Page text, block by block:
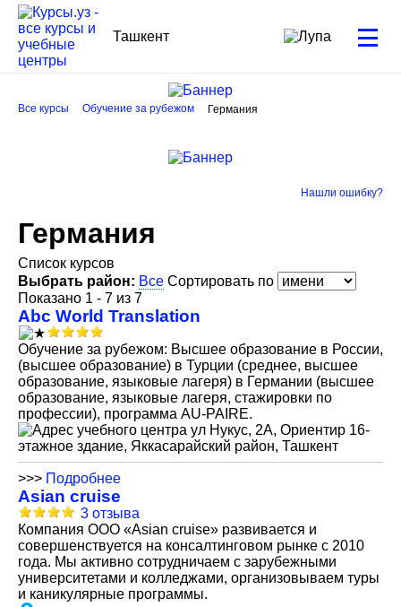
Ташкент
Все курсы Обучение за рубежом Германия
Нашли ошибку?
Германия
Список курсов
Выбрать район: Все Сортировать по
Показано 1 - 7 из 7
Abc World Translation
Обучение за рубежом: Высшее образование в России,
(высшее образование) в Турции (среднее, высшее
образование, языковые лагеря) в Германии (высшее
образование, языковые лагеря, стажировки по
профессии), программа AU-PAIRE.
ул Нукус, 2А, Ориентир 16-
этажное здание, Яккасарайский район, Ташкент
>>> Подробнее
Asian cruise
3 отзыва
Компания ООО «Asian cruise» развивается и
совершенствуется на консалтинговом рынке с 2010
года. Мы активно сотрудничаем с зарубежными
университетами и колледжами, организовываем туры
и каникулярные программы.